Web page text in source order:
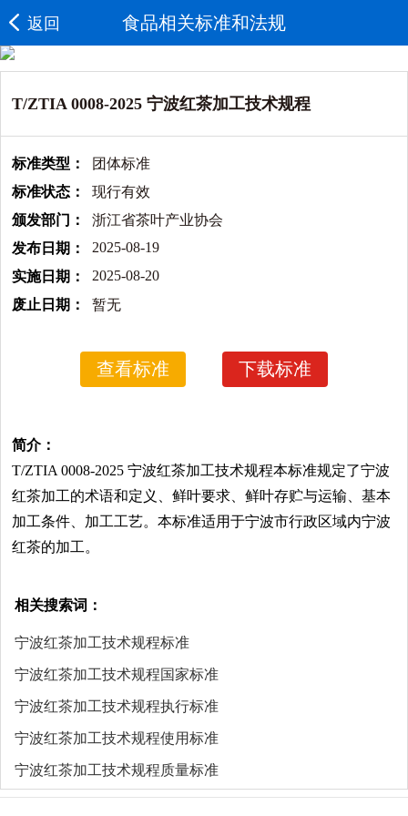
返回 食品相关标准和法规
T/ZTIA 0008-2025 宁波红茶加工技术规程
标准类型：
团体标准
标准状态：
现行有效
颁发部门：
浙江省茶叶产业协会
发布日期：
2025-08-19
实施日期：
2025-08-20
废止日期：
暂无
查看标准 下载标准
简介：
T/ZTIA 0008-2025 宁波红茶加工技术规程本标准规定了宁波
红茶加工的术语和定义、鲜叶要求、鲜叶存贮与运输、基本
加工条件、加工工艺。本标准适用于宁波市行政区域内宁波
红茶的加工。
相关搜索词：
宁波红茶加工技术规程标准
宁波红茶加工技术规程国家标准
宁波红茶加工技术规程执行标准
宁波红茶加工技术规程使用标准
宁波红茶加工技术规程质量标准